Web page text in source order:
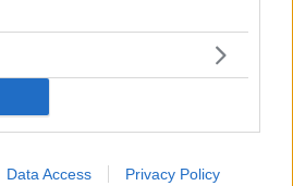
Data Access Privacy Policy
Ανώτατο Δικαστήριο: «Εθνική
αίθουσα χορού του Λευκού